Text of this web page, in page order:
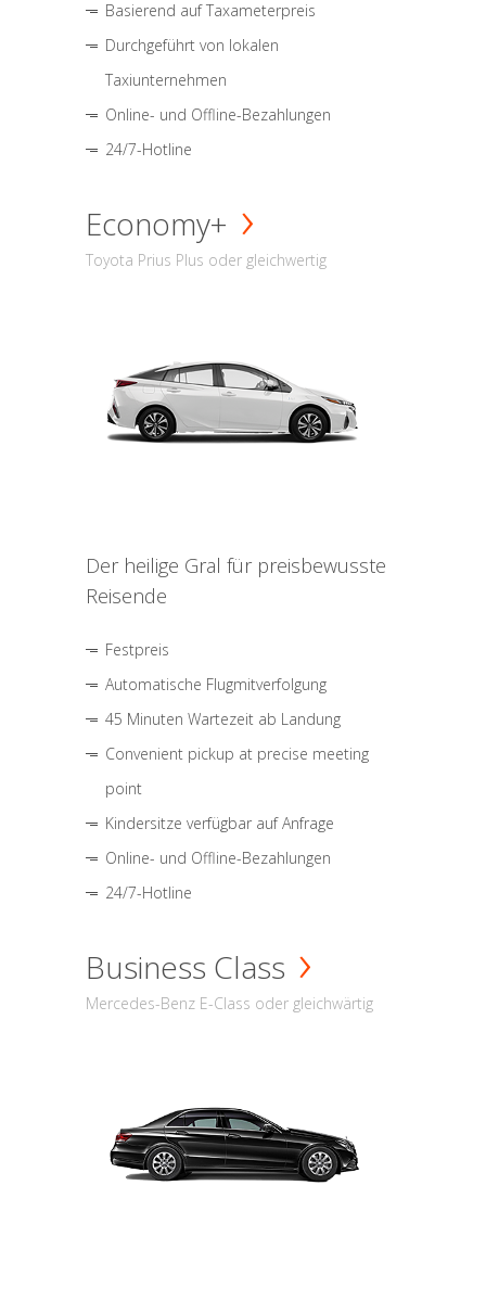
Basierend auf Taxameterpreis
Durchgeführt von lokalen
Taxiunternehmen
Online- und Offline-Bezahlungen
24/7-Hotline
Economy+
Toyota Prius Plus oder gleichwertig
Der heilige Gral für preisbewusste
Reisende
Festpreis
Automatische Flugmitverfolgung
45 Minuten Wartezeit ab Landung
Convenient pickup at precise meeting
point
Kindersitze verfügbar auf Anfrage
Online- und Offline-Bezahlungen
24/7-Hotline
Business Class
Mercedes-Benz E-Class oder gleichwärtig